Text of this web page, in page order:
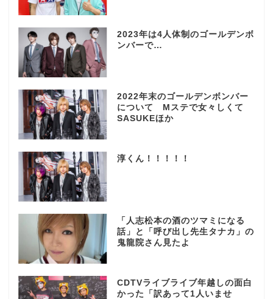
2023年は4人体制のゴールデンボ
ンバーで…
2022年末のゴールデンボンバー
について Mステで女々しくて
SASUKEほか
淳くん！！！！！
「人志松本の酒のツマミになる
話」と「呼び出し先生タナカ」の
鬼龍院さん見たよ
CDTVライブライブ年越しの面白
かった「訳あって1人いませ